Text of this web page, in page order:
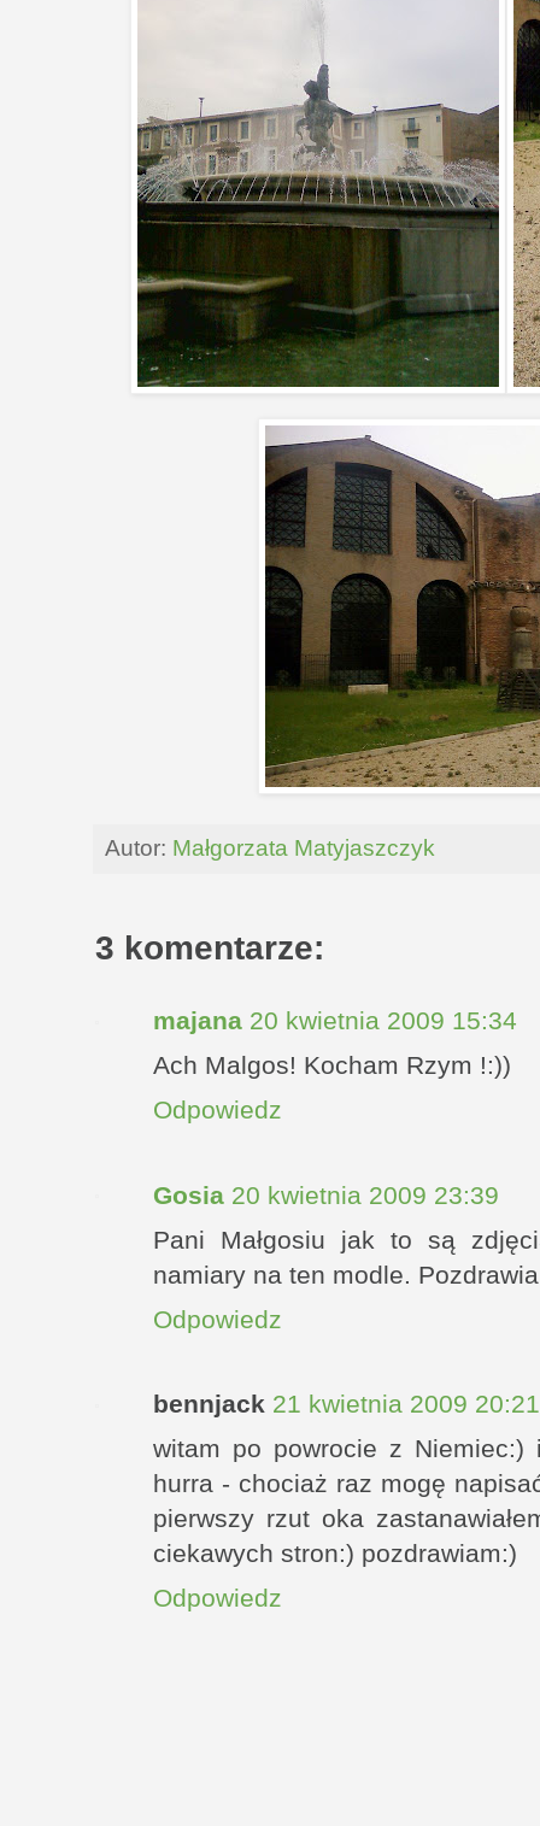
Autor: Małgorzata Matyjaszczyk
3 komentarze:
majana 20 kwietnia 2009 15:34
Ach Malgos! Kocham Rzym !:))
Odpowiedz
Gosia 20 kwietnia 2009 23:39
Pani Małgosiu jak to są
namiary na ten modle.
Odpowiedz
bennjack 21 kwietnia 2009 20:21
witam po powrocie z
hurra - chociaż raz mogę
pierwszy rzut oka
ciekawych stron:) pozdrawiam:)
Odpowiedz